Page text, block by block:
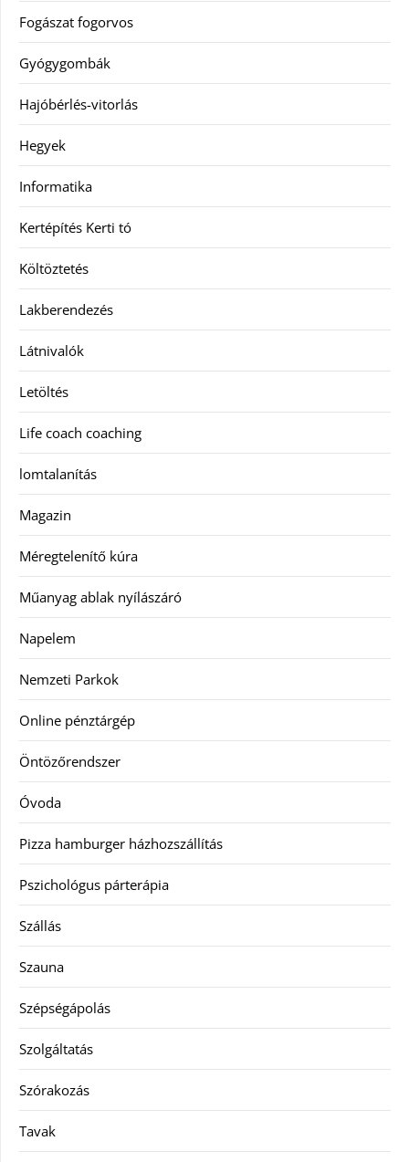
Fogászat fogorvos
Gyógygombák
Hajóbérlés-vitorlás
Hegyek
Informatika
Kertépítés Kerti tó
Költöztetés
Lakberendezés
Látnivalók
Letöltés
Life coach coaching
lomtalanítás
Magazin
Méregtelenítő kúra
Műanyag ablak nyílászáró
Napelem
Nemzeti Parkok
Online pénztárgép
Öntözőrendszer
Óvoda
Pizza hamburger házhozszállítás
Pszichológus párterápia
Szállás
Szauna
Szépségápolás
Szolgáltatás
Szórakozás
Tavak